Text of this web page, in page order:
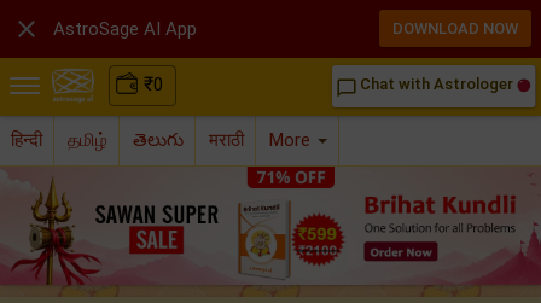
₹0 chat_bubble_outline Chat with Astrologer
हिन्दी தமிழ் తెలుగు मराठी More
 AstroSage AI App DOWNLOAD NOW